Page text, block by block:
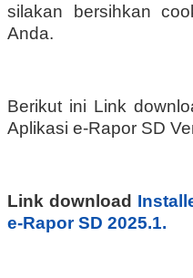
silakan bersihkan
Anda.
Berikut ini Link
Aplikasi e-Rapor SD
Link download
e-Rapor SD 2025.1.